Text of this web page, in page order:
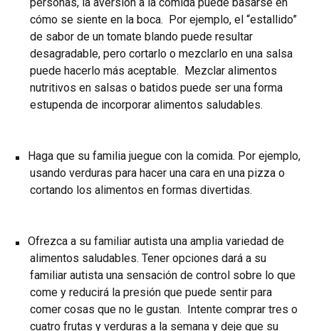
cómo se siente en la boca. Por ejemplo, el “estallido”
de sabor de un tomate blando puede resultar
desagradable, pero cortarlo o mezclarlo en una salsa
puede hacerlo más aceptable. Mezclar alimentos
nutritivos en salsas o batidos puede ser una forma
estupenda de incorporar alimentos saludables.
Haga que su familia juegue con la comida. Por ejemplo,
usando verduras para hacer una cara en una pizza o
cortando los alimentos en formas divertidas.
Ofrezca a su familiar autista una amplia variedad de
alimentos saludables. Tener opciones dará a su
familiar autista una sensación de control sobre lo que
come y reducirá la presión que puede sentir para
comer cosas que no le gustan. Intente comprar tres o
cuatro frutas y verduras a la semana y deje que su